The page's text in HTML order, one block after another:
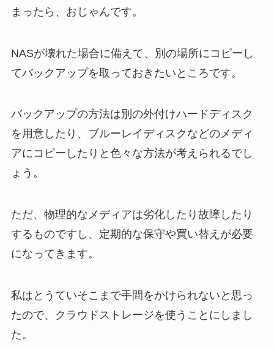
まったら、おじゃんです。
NASが壊れた場合に備えて、別の場所にコピーし
てバックアップを取っておきたいところです。
バックアップの方法は別の外付けハードディスク
を用意したり、ブルーレイディスクなどのメディ
アにコピーしたりと色々な方法が考えられるでし
ょう。
ただ、物理的なメディアは劣化したり故障したり
するものですし、定期的な保守や買い替えが必要
になってきます。
私はとうていそこまで手間をかけられないと思っ
たので、クラウドストレージを使うことにしまし
た。